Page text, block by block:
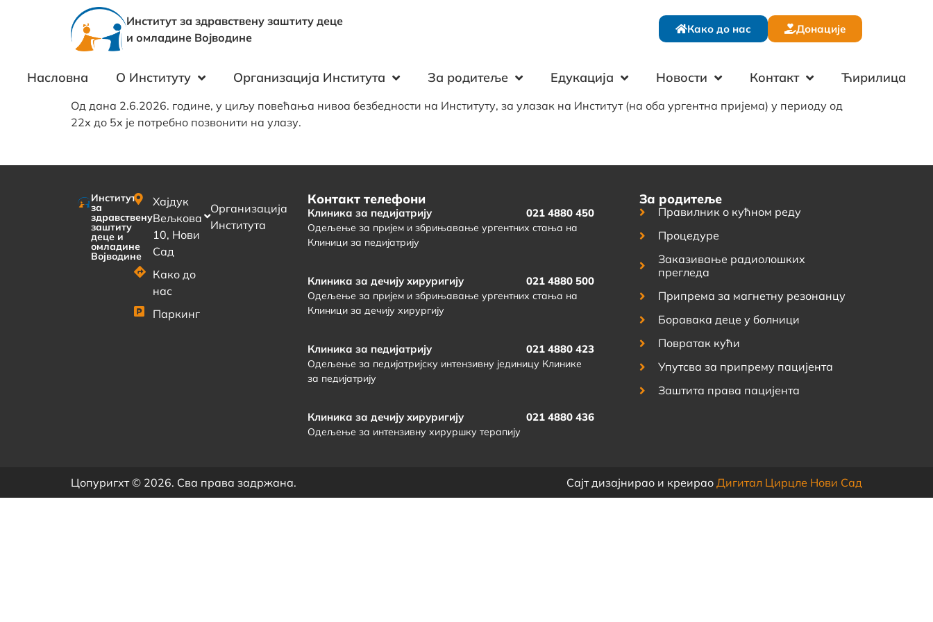
Институт за здравствену заштиту деце
и омладине Војводине
Како до нас Донације
Насловна О Институту Организација Института За родитеље Едукација Новости Контакт Ћирилица
Од дана 2.6.2026. године, у циљу повећања нивоа безбедности на Институту, за улазак на Институт (на оба ургентна пријема) у периоду од
22х до 5х је потребно позвонити на улазу.
Институт
за
здравствену
заштиту
деце и
омладине
Војводине
Хајдук
Вељкова
10, Нови
Сад
Како до
нас
Паркинг
Организација
Института
Контакт телефони
Клиника за педијатрију 021 4880 450
Одељење за пријем и збрињавање ургентних стања на
Клиници за педијатрију
Клиника за дечију хируригију 021 4880 500
Одељење за пријем и збрињавање ургентних стања на
Клиници за дечију хирургију
Клиника за педијатрију 021 4880 423
Одељење за педијатријску интензивну јединицу Клинике
за педијатрију
Клиника за дечију хируригију 021 4880 436
Одељење за интензивну хируршку терапију
За родитеље
Правилник о кућном реду
Процедуре
Заказивање радиолошких
прегледа
Припрема за магнетну резонанцу
Боравака деце у болници
Повратак кући
Упутсва за припрему пацијента
Заштита права пацијента
Цопyригхт © 2026. Сва права задржана. Сајт дизајнирао и креирао Дигитал Цирцле Нови Сад